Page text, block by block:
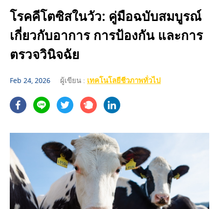
โรคคีโตซิสในวัว: คู่มือฉบับสมบูรณ์
เกี่ยวกับอาการ การป้องกัน และการ
ตรวจวินิจฉัย
Feb 24, 2026 ผู้เขียน : เทคโนโลยีชีวภาพทั่วไป